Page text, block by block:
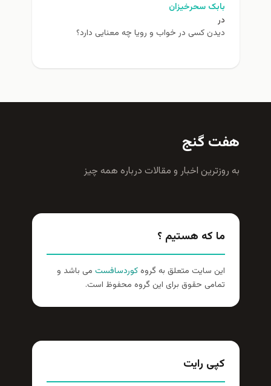
بابک سحرخیزان
در
دیدن کسی در خواب و رویا چه معنایی دارد؟
هفت گنج
به روزترين اخبار و مقالات درباره همه چيز
ما که هستیم ؟
این سایت متعلق به گروهکوردسافست می باشد و
تمامی حقوق برای این گروه محفوظ است.
کپی رایت